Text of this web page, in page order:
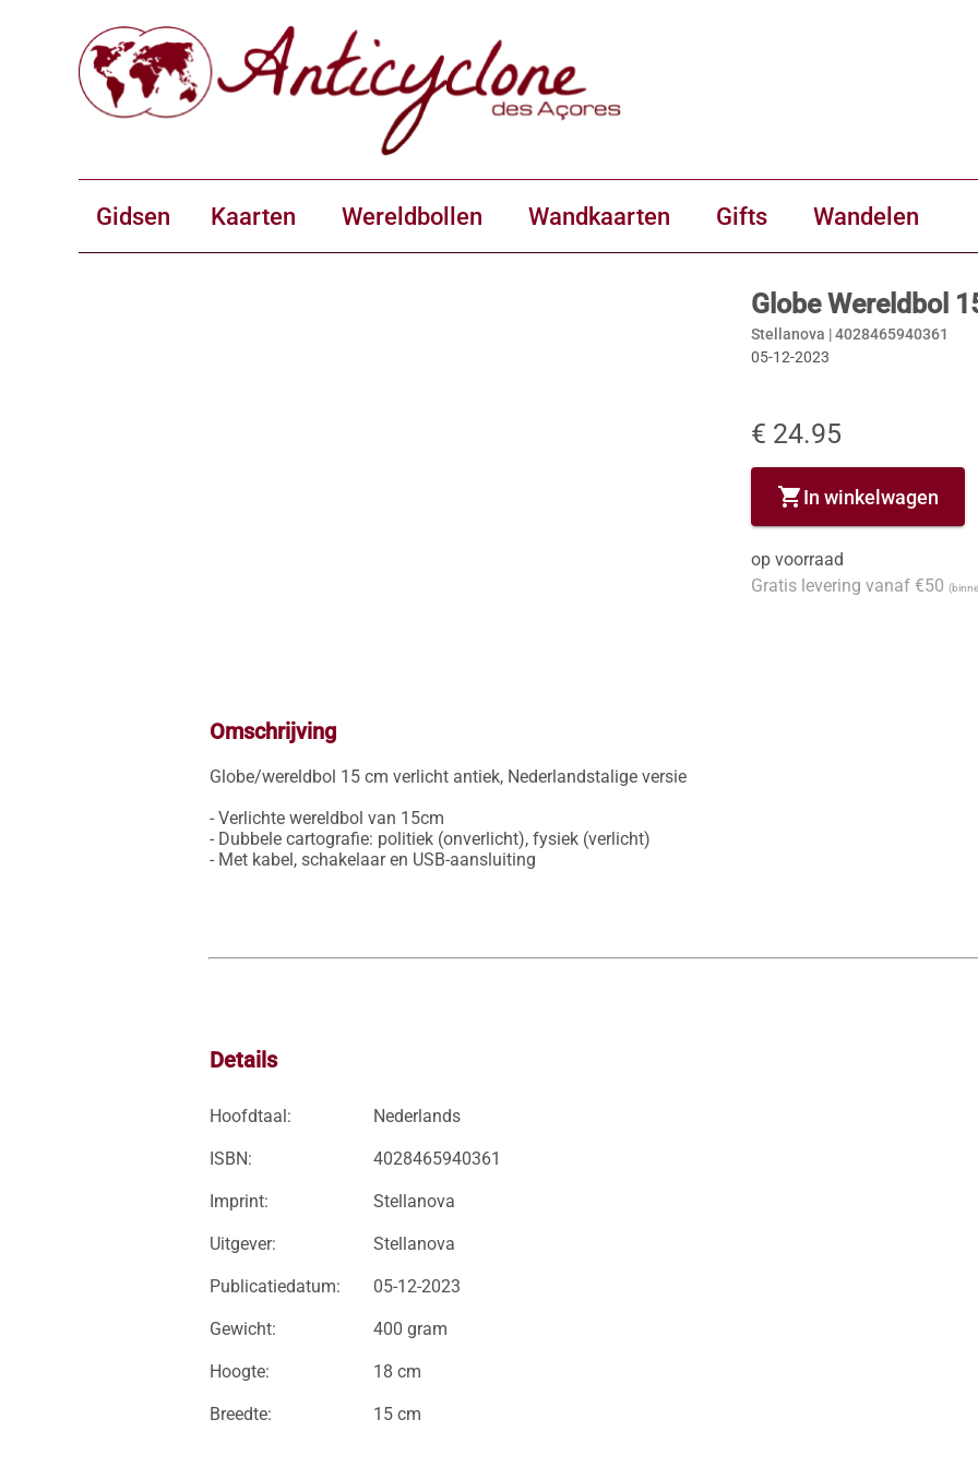
Gidsen Kaarten Wereldbollen Wandkaarten Gifts Wandelen
Globe Wereldbol
Stellanova |4028465940361
05-12-2023
€ 24.95
shopping_cartIn winkelwagen
op voorraad
Gratis levering vanaf €50
Omschrijving
Globe/wereldbol 15 cm verlicht antiek, Nederlandstalige versie
- Verlichte wereldbol van 15cm
- Dubbele cartografie: politiek (onverlicht), fysiek (verlicht)
- Met kabel, schakelaar en USB-aansluiting
Details
Hoofdtaal: Nederlands
ISBN: 4028465940361
Imprint: Stellanova
Uitgever: Stellanova
Publicatiedatum: 05-12-2023
Gewicht: 400 gram
Hoogte: 18 cm
Breedte: 15 cm